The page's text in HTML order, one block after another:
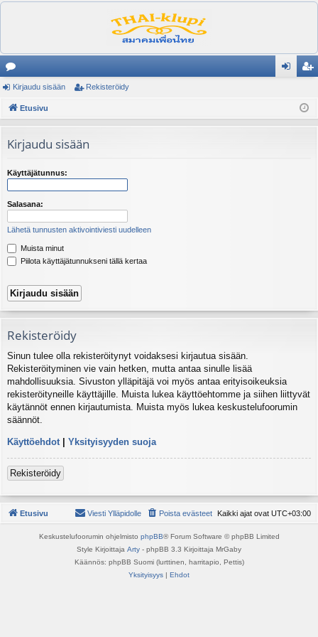
es
ku
el
ua
lu
ist
Kirjaudu sisään Rekisteröidy
Etusivu
Kirjaudu sisään
Käyttäjätunnus:
Salasana:
Lähetä tunnusten aktivointiviesti uudelleen
Muista minut
Piilota käyttäjätunnukseni tällä kertaa
Rekisteröidy
Sinun tulee olla rekisteröitynyt voidaksesi kirjautua sisään.
Rekisteröityminen vie vain hetken, mutta antaa sinulle lisää
mahdollisuuksia. Sivuston ylläpitäjä voi myös antaa erityisoikeuksia
rekisteröityneille käyttäjille. Muista lukea käyttöehtomme ja siihen liittyvät
käytännöt ennen kirjautumista. Muista myös lukea keskustelufoorumin
säännöt.
Käyttöehdot | Yksityisyyden suoja
Rekisteröidy
Etusivu Kaikki ajat ovat UTC+03:00
Poista evästeet
Viesti Ylläpidolle
Keskustelufoorumin ohjelmisto phpBB® Forum Software © phpBB Limited
Style Kirjoittaja Arty - phpBB 3.3 Kirjoittaja MrGaby
Käännös: phpBB Suomi (lurttinen, harritapio, Pettis)
Yksityisyys | Ehdot